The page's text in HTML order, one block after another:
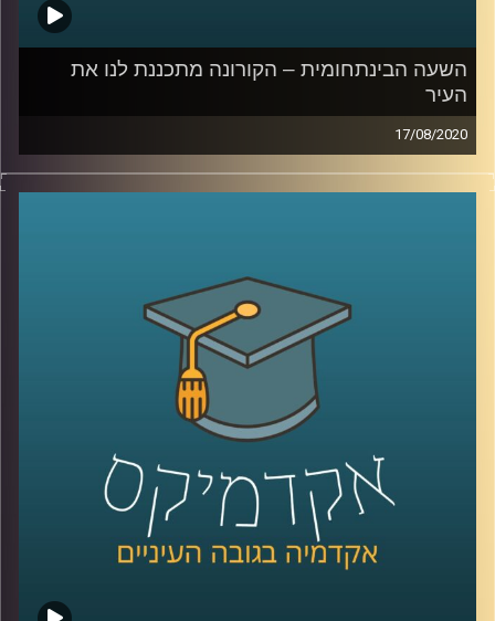
השעה הבינתחומית – הקורונה מתכננת לנו את
העיר
17/08/2020
הקורונה מביאה איתה הרבה מאוד הזדמנויות
ד"ר רונית דבידוביץ – מרטון, בעלת סטודיו
לתכנון עירוני ואדריכלות תסביר לנו בשעה
הקרובה כיצד הקורונה משפיעה על השימושים
שלנו בבתים, ובמרחב הציבורי מחוצה להם, על
ההתנהלות החדשה של עולם העבודה, הסרת
הגדרות ושיתוף הציבור
קרדיט תמונות:AudioVersity